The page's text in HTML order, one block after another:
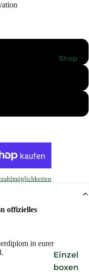
Shop
Einzel
boxen
offizielles
in eurer